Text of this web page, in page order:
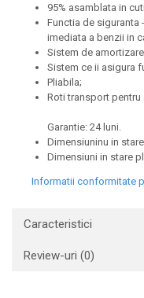
95% asamblata in
Functia de siguranta
imediata a benzii in
Sistem de
Sistem ce ii asigura
Pliabila;
Roti transport
Garantie: 24 luni.
Dimensiuninu in
Dimensiuni in stare
Informatii conformitate
Caracteristici
Review-uri (0)